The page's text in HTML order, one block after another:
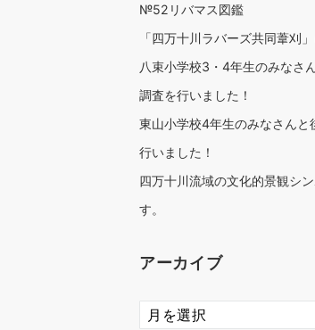
№52リバマス図鑑
「四万十川ラバーズ共同葦刈
八束小学校3・4年生のみなさ
調査を行いました！
東山小学校4年生のみなさんと
行いました！
四万十川流域の文化的景観シ
す。
アーカイブ
ア
ー